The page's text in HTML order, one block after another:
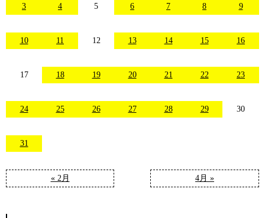
« 2月 4月 »
3 4 5 6 7 8 9
10 11 12 13 14 15 16
17 18 19 20 21 22 23
24 25 26 27 28 29 30
31